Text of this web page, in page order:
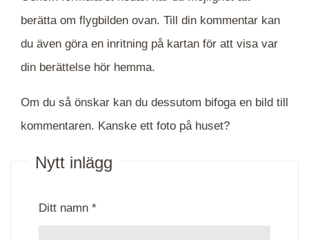
berätta om flygbilden ovan. Till din kommentar kan
du även göra en inritning på kartan för att visa var
din berättelse hör hemma.
Om du så önskar kan du dessutom bifoga en bild till
kommentaren. Kanske ett foto på huset?
Nytt inlägg
Ditt namn *